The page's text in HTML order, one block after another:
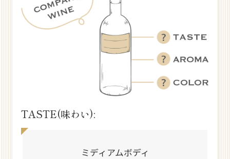
TASTE(味わい):
ミディアムボディ